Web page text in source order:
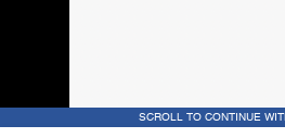
SCROLL TO CONTINUE